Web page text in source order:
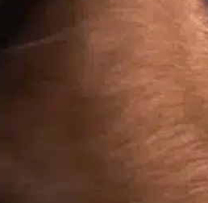
Gesundheitsfragen
Hundeaugen